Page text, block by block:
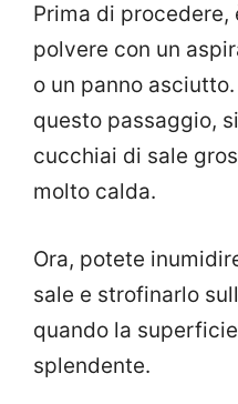
Prima di procedere,
polvere con un
o un panno
questo passaggio,
cucchiai di sale
molto calda.
Ora, potete
sale e strofinarlo
quando la
splendente.